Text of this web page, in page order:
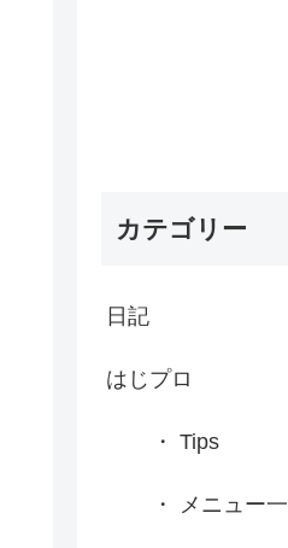
カテゴリー
日記
はじプロ
・ Tips
・ メニュー一